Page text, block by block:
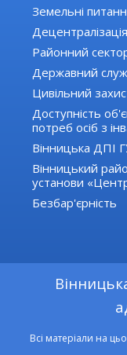
Земельні
Районний
Державний
Цивільний
Доступність
потреб осіб з
Вінницька ДПІ
Вінницький
установи
Безбар'єрність
Всі матеріали на